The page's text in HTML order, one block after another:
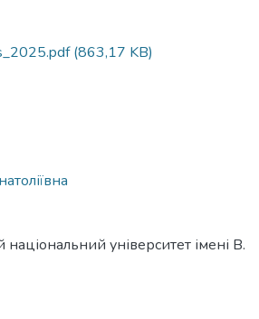
(863,17 KB)
національний університет імені В.